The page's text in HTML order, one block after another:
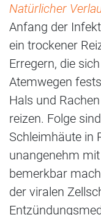
Natürlicher
Anfang der
ein trockener
Erregern, die
Atemwegen
Hals und
reizen. Folge
Schleimhäute in
unangenehm
bemerkbar
der viralen